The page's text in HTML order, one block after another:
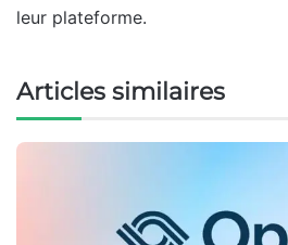
leur plateforme.
Articles similaires